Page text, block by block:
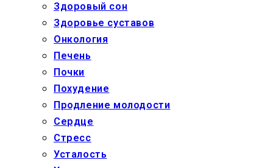
Здоровый сон
Здоровье суставов
Онкология
Печень
Почки
Похудение
Продление молодости
Сердце
Стресс
Усталость